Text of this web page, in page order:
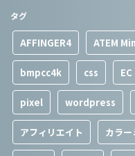
タグ
AFFINGER4 ATEM
bmpcc4k css
pixel wordpress
アフィリエイト カラ